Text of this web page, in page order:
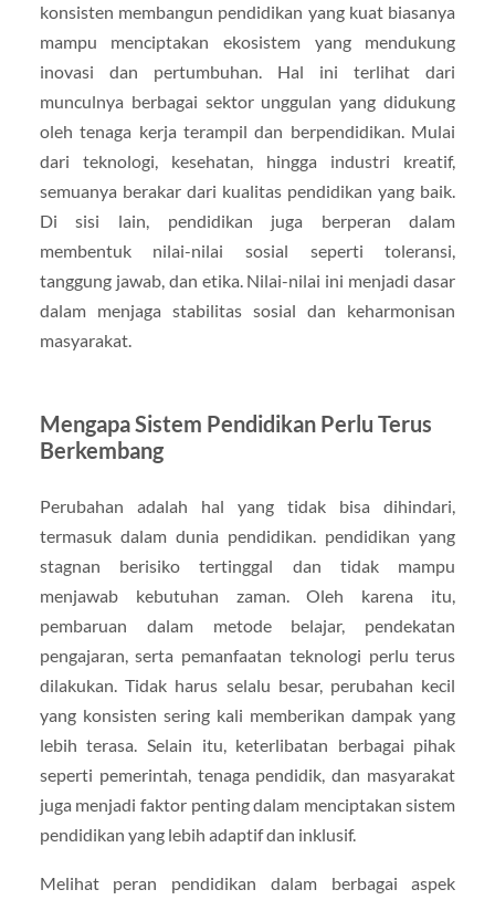
konsisten membangun pendidikan yang kuat biasanya
mampu menciptakan ekosistem yang mendukung
inovasi dan pertumbuhan. Hal ini terlihat dari
munculnya berbagai sektor unggulan yang didukung
oleh tenaga kerja terampil dan berpendidikan. Mulai
dari teknologi, kesehatan, hingga industri kreatif,
semuanya berakar dari kualitas pendidikan yang baik.
Di sisi lain, pendidikan juga berperan dalam
membentuk nilai-nilai sosial seperti toleransi,
tanggung jawab, dan etika. Nilai-nilai ini menjadi dasar
dalam menjaga stabilitas sosial dan keharmonisan
masyarakat.
Mengapa Sistem Pendidikan Perlu Terus
Berkembang
Perubahan adalah hal yang tidak bisa dihindari,
termasuk dalam dunia pendidikan. pendidikan yang
stagnan berisiko tertinggal dan tidak mampu
menjawab kebutuhan zaman. Oleh karena itu,
pembaruan dalam metode belajar, pendekatan
pengajaran, serta pemanfaatan teknologi perlu terus
dilakukan. Tidak harus selalu besar, perubahan kecil
yang konsisten sering kali memberikan dampak yang
lebih terasa. Selain itu, keterlibatan berbagai pihak
seperti pemerintah, tenaga pendidik, dan masyarakat
juga menjadi faktor penting dalam menciptakan sistem
pendidikan yang lebih adaptif dan inklusif.
Melihat peran pendidikan dalam berbagai aspek